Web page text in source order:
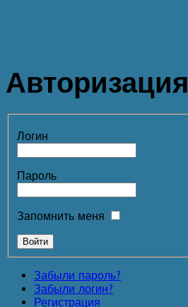
Авторизация
Логин
Пароль
Запомнить меня
Забыли пароль?
Забыли логин?
Регистрация